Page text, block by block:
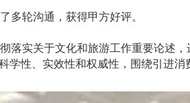
多轮沟通，获得甲方好评。
实关于文化和旅游工作重要论述，
学性、实效性和权威性，围绕引进消